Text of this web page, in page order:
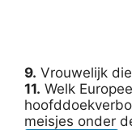
9. Vrouwelijk
11. Welk
meisjes onder